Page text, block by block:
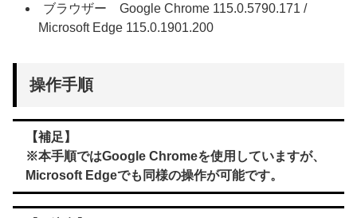
ブラウザー Google Chrome 115.0.5790.171 /
Microsoft Edge 115.0.1901.200
操作手順
【補足】
※本手順ではGoogle Chromeを使用していますが、
Microsoft Edgeでも同様の操作が可能です。